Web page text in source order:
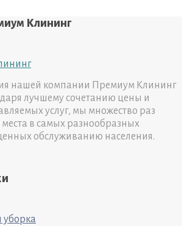
Клининг
нашей компании Премиум Клининг
лучшему сочетанию цены и
услуг, мы множество раз
в самых разнообразных
обслуживанию населения.
уборка